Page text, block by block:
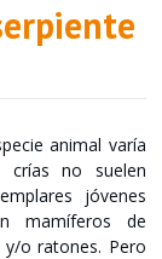
animal varía
no suelen
jóvenes
mamíferos de
o ratones. Pero